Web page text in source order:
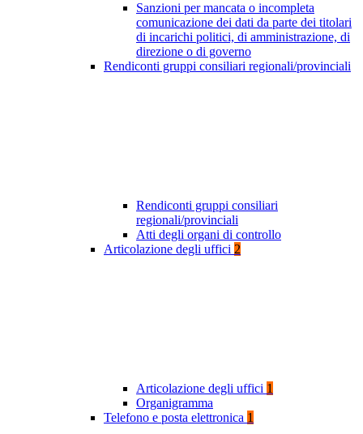
Sanzioni per mancata o incompleta
comunicazione dei dati da parte dei titolari
di incarichi politici, di amministrazione, di
direzione o di governo
Rendiconti gruppi consiliari regionali/provinciali
Rendiconti gruppi consiliari
regionali/provinciali
Atti degli organi di controllo
Articolazione degli uffici 2
Articolazione degli uffici 1
Organigramma
Telefono e posta elettronica 1